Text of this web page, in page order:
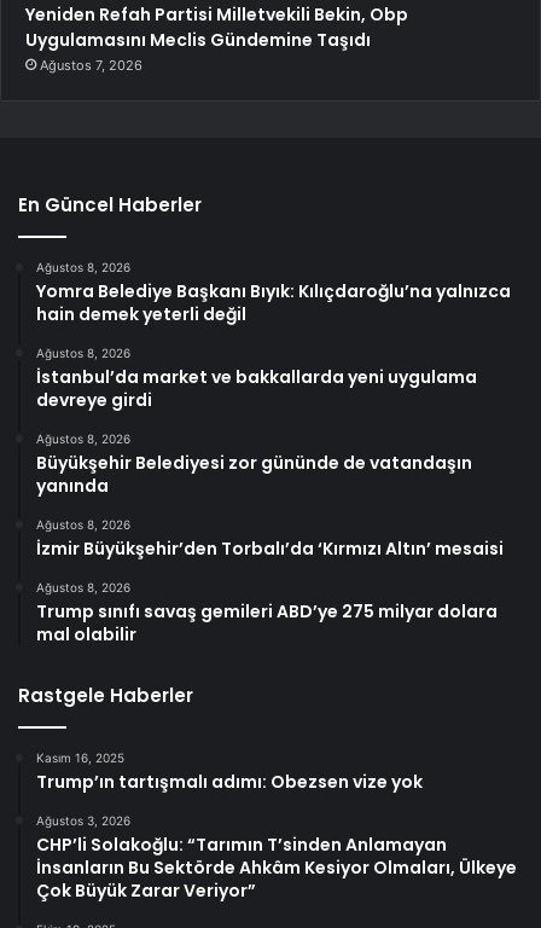
Yeniden Refah Partisi Milletvekili Bekin, Obp
Uygulamasını Meclis Gündemine Taşıdı
Ağustos 7, 2026
En Güncel Haberler
Ağustos 8, 2026
Yomra Belediye Başkanı Bıyık: Kılıçdaroğlu’na yalnızca
hain demek yeterli değil
Ağustos 8, 2026
İstanbul’da market ve bakkallarda yeni uygulama
devreye girdi
Ağustos 8, 2026
Büyükşehir Belediyesi zor gününde de vatandaşın
yanında
Ağustos 8, 2026
İzmir Büyükşehir’den Torbalı’da ‘Kırmızı Altın’ mesaisi
Ağustos 8, 2026
Trump sınıfı savaş gemileri ABD’ye 275 milyar dolara
mal olabilir
Rastgele Haberler
Kasım 16, 2025
Trump’ın tartışmalı adımı: Obezsen vize yok
Ağustos 3, 2026
CHP’li Solakoğlu: “Tarımın T’sinden Anlamayan
İnsanların Bu Sektörde Ahkâm Kesiyor Olmaları, Ülkeye
Çok Büyük Zarar Veriyor”